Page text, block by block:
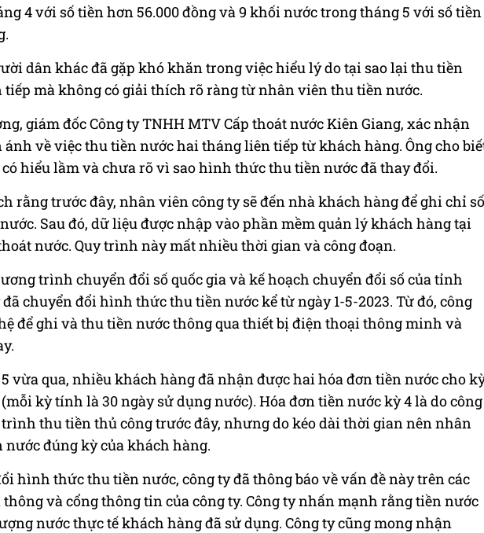
4 với số tiền hơn 56.000 đồng và 9 khối nước trong tháng 5 với số tiền
dân khác đã gặp khó khăn trong việc hiểu lý do tại sao lại thu tiền
mà không có giải thích rõ ràng từ nhân viên thu tiền nước.
giám đốc Công ty TNHH MTV Cấp thoát nước Kiên Giang, xác nhận
về việc thu tiền nước hai tháng liên tiếp từ khách hàng. Ông cho
hiểu lầm và chưa rõ vì sao hình thức thu tiền nước đã thay đổi.
rằng trước đây, nhân viên công ty sẽ đến nhà khách hàng để ghi chỉ số
Sau đó, dữ liệu được nhập vào phần mềm quản lý khách hàng tại
nước. Quy trình này mất nhiều thời gian và công đoạn.
trình chuyển đổi số quốc gia và kế hoạch chuyển đổi số của tỉnh
chuyển đổi hình thức thu tiền nước kể từ ngày 1-5-2023. Từ đó, công
để ghi và thu tiền nước thông qua thiết bị điện thoại thông minh và
vừa qua, nhiều khách hàng đã nhận được hai hóa đơn tiền nước cho
kỳ tính là 30 ngày sử dụng nước). Hóa đơn tiền nước kỳ 4 là do công
thu tiền thủ công trước đây, nhưng do kéo dài thời gian nên nhân
đúng kỳ của khách hàng.
hình thức thu tiền nước, công ty đã thông báo về vấn đề này trên các
và cổng thông tin của công ty. Công ty nhấn mạnh rằng tiền nước
nước thực tế khách hàng đã sử dụng. Công ty cũng mong nhận